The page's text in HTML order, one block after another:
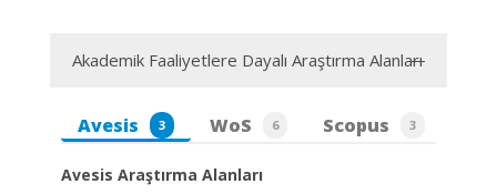
Akademik Faaliyetlere Dayalı Araştırma Alanları
Avesis 3 WoS 6 Scopus 3
Avesis Araştırma Alanları